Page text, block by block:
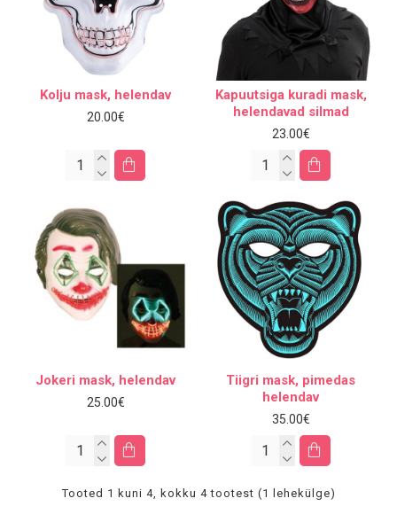
Kolju mask, helendav
20.00€
Kapuutsiga kuradi mask,
helendavad silmad
23.00€
Jokeri mask, helendav
25.00€
Tiigri mask, pimedas
helendav
35.00€
Tooted 1 kuni 4, kokku 4 tootest (1 lehekülge)